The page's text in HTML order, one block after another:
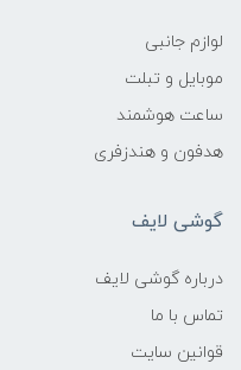
لوازم جانبی
موبایل و تبلت
ساعت هوشمند
هدفون و هندزفری
گوشی لایف
درباره گوشی لایف
تماس با ما
قوانین سایت